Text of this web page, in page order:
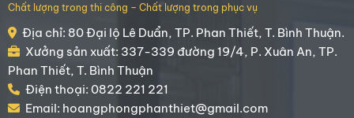
Chất lượng trong thi công – Chất lượng trong phục vụ
Địa chỉ: 80 Đại lộ Lê Duẩn, TP. Phan Thiết, T. Bình Thuận.
Xưởng sản xuất: 337-339 đường 19/4, P. Xuân An, TP.
Phan Thiết, T. Bình Thuận
Điện thoại: 0822 221 221
Email: hoangphongphanthiet@gmail.com